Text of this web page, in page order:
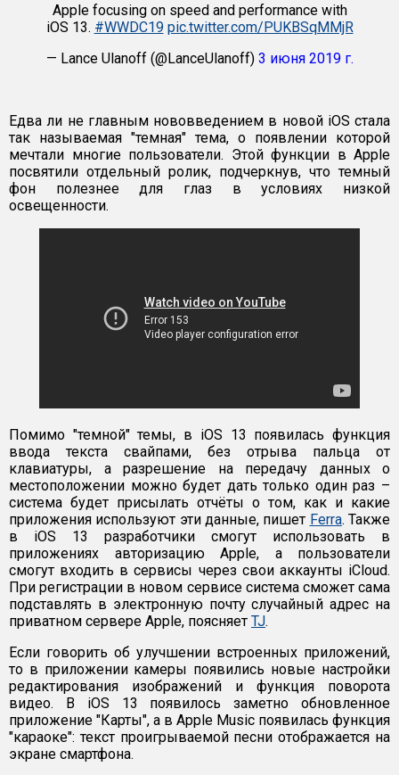
Apple focusing on speed and performance with
iOS 13. #WWDC19 pic.twitter.com/PUKBSqMMjR
— Lance Ulanoff (@LanceUlanoff) 3 июня 2019 г.
Едва ли не главным нововведением в новой iOS стала
так называемая "темная" тема, о появлении которой
мечтали многие пользователи. Этой функции в Apple
посвятили отдельный ролик, подчеркнув, что темный
фон полезнее для глаз в условиях низкой
освещенности.
Помимо "темной" темы, в iOS 13 появилась функция
ввода текста свайпами, без отрыва пальца от
клавиатуры, а разрешение на передачу данных о
местоположении можно будет дать только один раз –
система будет присылать отчёты о том, как и какие
приложения используют эти данные, пишет Ferra. Также
в iOS 13 разработчики смогут использовать в
приложениях авторизацию Apple, а пользователи
смогут входить в сервисы через свои аккаунты iCloud.
При регистрации в новом сервисе система сможет сама
подставлять в электронную почту случайный адрес на
приватном сервере Apple, поясняет TJ.
Если говорить об улучшении встроенных приложений,
то в приложении камеры появились новые настройки
редактирования изображений и функция поворота
видео. В iOS 13 появилось заметно обновленное
приложение "Карты", а в Apple Music появилась функция
"караоке": текст проигрываемой песни отображается на
экране смартфона.